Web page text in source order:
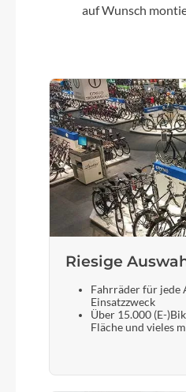
Shimano FC-
Shimano CS-
KTM Comp
auf Wunsch
Riesige
Fahrräder für jede
Einsatzzweck
Über 15.000 (E-
Fläche und vieles